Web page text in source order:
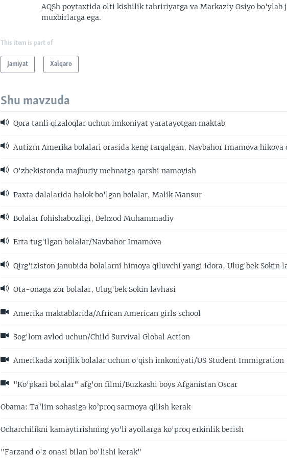
AQSh poytaxtida olti kishilik tahririyatga va Markaziy Osiyo bo'ylab
muxbirlarga ega.
This item is part of
Jamiyat Xalqaro
Shu mavzuda
Qora tanli qizaloqlar uchun imkoniyat yaratayotgan maktab
Autizm Amerika bolalari orasida keng tarqalgan, Navbahor Imamova hikoya
O'zbekistonda majburiy mehnatga qarshi namoyish
Paxta dalalarida halok bo'lgan bolalar, Malik Mansur
Bolalar fohishabozligi, Behzod Muhammadiy
Erta tug'ilgan bolalar/Navbahor Imamova
Qirg'iziston janubida bolalarni himoya qiluvchi yangi idora, Ulug'bek Sokin
Ota-onaga zor bolalar, Ulug'bek Sokin lavhasi
Amerika maktablarida/African American girls school
Sog'lom avlod uchun/Child Survival Global Action
Amerikada xorijlik bolalar uchun o'qish imkoniyati/US Student Immigration
"Ko'pkari bolalar" afg'on filmi/Buzkashi boys Afganistan Oscar
Obama: Ta’lim sohasiga ko’proq sarmoya qilish kerak
Ocharchilikni kamaytirishning yo'li ayollarga ko'proq erkinlik berish
"Farzand o'z onasi bilan bo'lishi kerak"